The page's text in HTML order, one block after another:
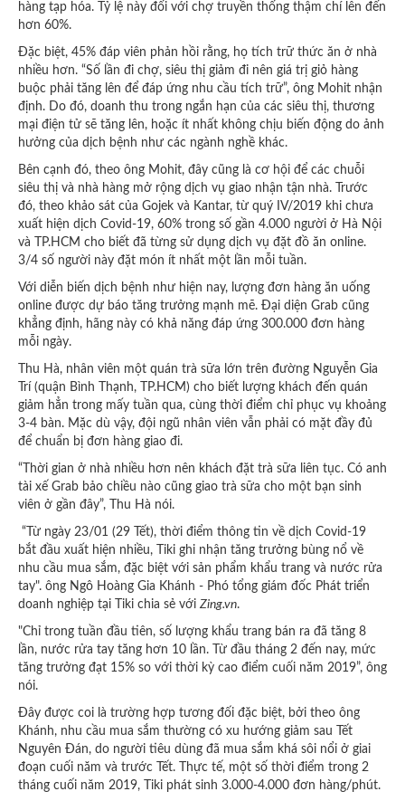
hàng tạp hóa. Tỷ lệ này đối với chợ truyền thống thậm chí lên đến
hơn 60%.
Đặc biệt, 45% đáp viên phản hồi rằng, họ tích trữ thức ăn ở nhà
nhiều hơn. “Số lần đi chợ, siêu thị giảm đi nên giá trị giỏ hàng
buộc phải tăng lên để đáp ứng nhu cầu tích trữ”, ông Mohit nhận
định. Do đó, doanh thu trong ngắn hạn của các siêu thị, thương
mại điện tử sẽ tăng lên, hoặc ít nhất không chịu biến động do ảnh
hưởng của dịch bệnh như các ngành nghề khác.
Bên cạnh đó, theo ông Mohit, đây cũng là cơ hội để các chuỗi
siêu thị và nhà hàng mở rộng dịch vụ giao nhận tận nhà. Trước
đó, theo khảo sát của Gojek và Kantar, từ quý IV/2019 khi chưa
xuất hiện dịch Covid-19, 60% trong số gần 4.000 người ở Hà Nội
và TP.HCM cho biết đã từng sử dụng dịch vụ đặt đồ ăn online.
3/4 số người này đặt món ít nhất một lần mỗi tuần.
Với diễn biến dịch bệnh như hiện nay, lượng đơn hàng ăn uống
online được dự báo tăng trưởng mạnh mẽ. Đại diện Grab cũng
khẳng định, hãng này có khả năng đáp ứng 300.000 đơn hàng
mỗi ngày.
Thu Hà, nhân viên một quán trà sữa lớn trên đường Nguyễn Gia
Trí (quận Bình Thạnh, TP.HCM) cho biết lượng khách đến quán
giảm hẳn trong mấy tuần qua, cùng thời điểm chỉ phục vụ khoảng
3-4 bàn. Mặc dù vậy, đội ngũ nhân viên vẫn phải có mặt đầy đủ
để chuẩn bị đơn hàng giao đi.
“Thời gian ở nhà nhiều hơn nên khách đặt trà sữa liên tục. Có anh
tài xế Grab bảo chiều nào cũng giao trà sữa cho một bạn sinh
viên ở gần đây”, Thu Hà nói.
“Từ ngày 23/01 (29 Tết), thời điểm thông tin về dịch Covid-19
bắt đầu xuất hiện nhiều, Tiki ghi nhận tăng trưởng bùng nổ về
nhu cầu mua sắm, đặc biệt với sản phẩm khẩu trang và nước rửa
tay". ông Ngô Hoàng Gia Khánh - Phó tổng giám đốc Phát triển
doanh nghiệp tại Tiki chia sẻ với Zing.vn.
"Chỉ trong tuần đầu tiên, số lượng khẩu trang bán ra đã tăng 8
lần, nước rửa tay tăng hơn 10 lần. Từ đầu tháng 2 đến nay, mức
tăng trưởng đạt 15% so với thời kỳ cao điểm cuối năm 2019”, ông
nói.
Đây được coi là trường hợp tương đối đặc biệt, bởi theo ông
Khánh, nhu cầu mua sắm thường có xu hướng giảm sau Tết
Nguyên Đán, do người tiêu dùng đã mua sắm khá sôi nổi ở giai
đoạn cuối năm và trước Tết. Thực tế, một số thời điểm trong 2
tháng cuối năm 2019, Tiki phát sinh 3.000-4.000 đơn hàng/phút.